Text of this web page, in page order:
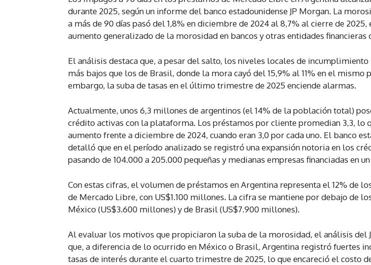
durante 2025, según un informe del banco estadounidense JP Morgan. La
a más de 90 días pasó del 1,8% en diciembre de 2024 al 8,7% al cierre de 2025,
aumento generalizado de la morosidad en bancos y otras entidades financieras
El análisis destaca que, a pesar del salto, los niveles locales de incumplimiento
más bajos que los de Brasil, donde la mora cayó del 15,9% al 11% en el mismo
embargo, la suba de tasas en el último trimestre de 2025 enciende alarmas.
Actualmente, unos 6,3 millones de argentinos (el 14% de la población total)
crédito activas con la plataforma. Los préstamos por cliente promedian 3,3, lo
aumento frente a diciembre de 2024, cuando eran 3,0 por cada uno. El banco
detalló que en el período analizado se registró una expansión notoria en los
pasando de 104.000 a 205.000 pequeñas y medianas empresas financiadas en
Con estas cifras, el volumen de préstamos en Argentina representa el 12% de
de Mercado Libre, con US$1.100 millones. La cifra se mantiene por debajo de
México (US$3.600 millones) y de Brasil (US$7.900 millones).
Al evaluar los motivos que propiciaron la suba de la morosidad, el análisis del
que, a diferencia de lo ocurrido en México o Brasil, Argentina registró fuertes
tasas de interés durante el cuarto trimestre de 2025, lo que encareció el costo